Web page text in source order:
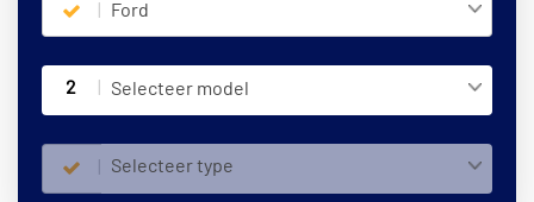
Ford
2 Selecteer model
Selecteer type